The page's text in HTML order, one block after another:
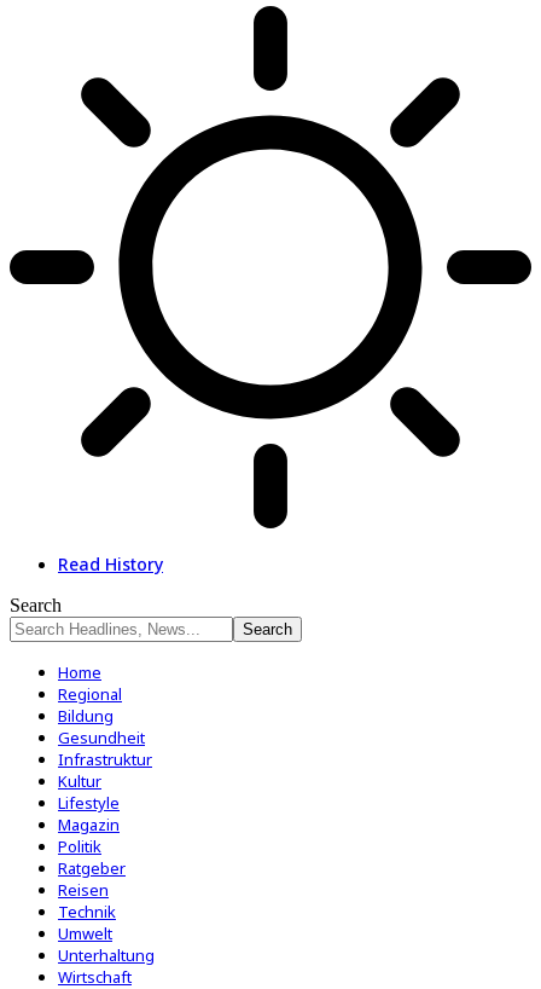
Read History
Search
Home
Regional
Bildung
Gesundheit
Infrastruktur
Kultur
Lifestyle
Magazin
Politik
Ratgeber
Reisen
Technik
Umwelt
Unterhaltung
Wirtschaft